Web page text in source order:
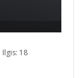
Ilgis: 18